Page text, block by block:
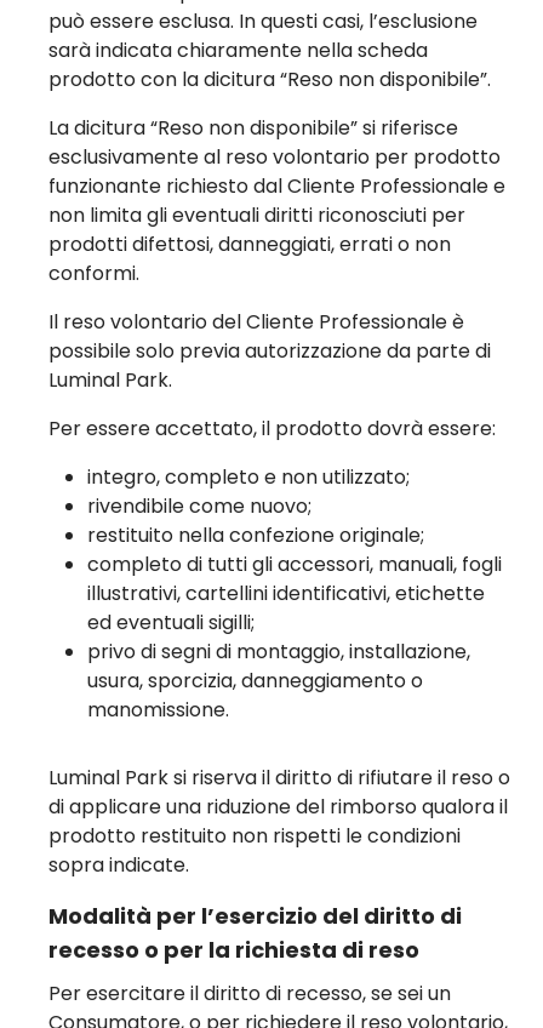
può essere esclusa. In questi casi, l’esclusione
sarà indicata chiaramente nella scheda
prodotto con la dicitura “Reso non disponibile”.
La dicitura “Reso non disponibile” si riferisce
esclusivamente al reso volontario per prodotto
funzionante richiesto dal Cliente Professionale e
non limita gli eventuali diritti riconosciuti per
prodotti difettosi, danneggiati, errati o non
conformi.
Il reso volontario del Cliente Professionale è
possibile solo previa autorizzazione da parte di
Luminal Park.
Per essere accettato, il prodotto dovrà essere:
integro, completo e non utilizzato;
rivendibile come nuovo;
restituito nella confezione originale;
completo di tutti gli accessori, manuali, fogli
illustrativi, cartellini identificativi, etichette
ed eventuali sigilli;
privo di segni di montaggio, installazione,
usura, sporcizia, danneggiamento o
manomissione.
Luminal Park si riserva il diritto di rifiutare il reso o
di applicare una riduzione del rimborso qualora il
prodotto restituito non rispetti le condizioni
sopra indicate.
Modalità per l’esercizio del diritto di
recesso o per la richiesta di reso
Per esercitare il diritto di recesso, se sei un